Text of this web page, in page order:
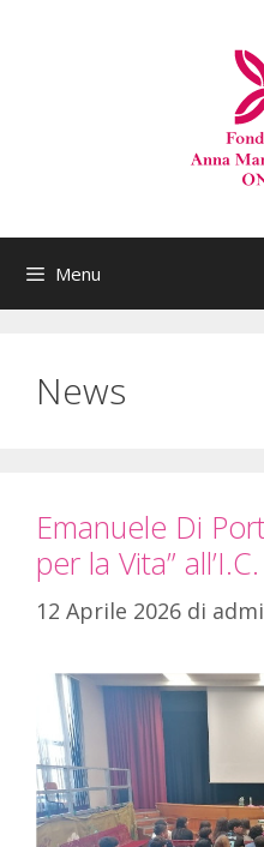
Menu
News
Emanuele Di
per la Vita”
12 Aprile 2026 di